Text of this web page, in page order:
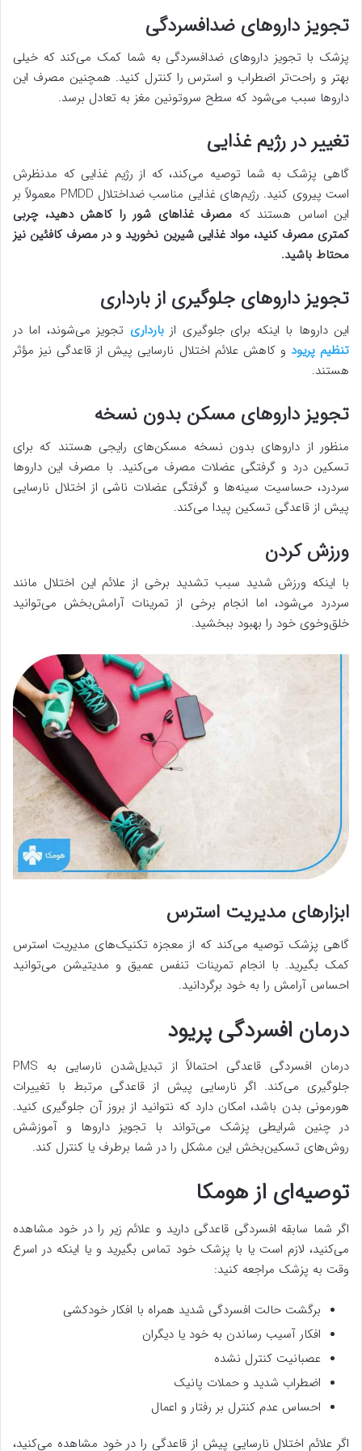
تجویز داروهای ضدافسردگی
پزشک با تجویز داروهای ضدافسردگی به شما کمک می‌کند که خیلی
بهتر و راحت‌تر اضطراب و استرس را کنترل کنید. همچنین مصرف این
داروها سبب می‌شود که سطح سروتونین مغز به تعادل برسد.
تغییر در رژیم غذایی
گاهی پزشک به شما توصیه می‌کند، که از رژیم غذایی که مدنظرش
است پیروی کنید. رژیم‌های غذایی مناسب ضداختلال PMDD معمولاً بر
این اساس هستند که مصرف غذاهای شور را کاهش دهید، چربی
کمتری مصرف کنید، مواد غذایی شیرین نخورید و در مصرف کافئین نیز
محتاط باشید.
تجویز داروهای جلوگیری از بارداری
این داروها با اینکه برای جلوگیری ازبارداری تجویز می‌شوند، اما در
تنظیم پریود و کاهش علائم اختلال نارسایی پیش از قاعدگی نیز مؤثر
هستند.
تجویز داروهای مسکن بدون نسخه
منظور از داروهای بدون نسخه مسکن‌های رایجی هستند که برای
تسکین درد و گرفتگی عضلات مصرف می‌کنید. با مصرف این داروها
سردرد، حساسیت سینه‌ها و گرفتگی عضلات ناشی از اختلال نارسایی
پیش از قاعدگی تسکین پیدا می‌کند.
ورزش کردن
با اینکه ورزش شدید سبب تشدید برخی از علائم این اختلال مانند
سردرد می‌شود، اما انجام برخی از تمرینات آرامش‌بخش می‌توانید
خلق‌وخوی خود را بهبود ببخشید.
ابزارهای مدیریت استرس
گاهی پزشک توصیه می‌کند که از معجزه تکنیک‌های مدیریت استرس
کمک بگیرید. با انجام تمرینات تنفس عمیق و مدیتیشن می‌توانید
احساس آرامش را به خود برگردانید.
درمان افسردگی پریود
درمان افسردگی قاعدگی احتمالاً از تبدیل‌شدن نارسایی به PMS
جلوگیری می‌کند. اگر نارسایی پیش از قاعدگی مرتبط با تغییرات
هورمونی بدن باشد، امکان دارد که نتوانید از بروز آن جلوگیری کنید.
در چنین شرایطی پزشک می‌تواند با تجویز داروها و آموزشش
روش‌های تسکین‌بخش این مشکل را در شما برطرف یا کنترل کند.
توصیه‌ای از هومکا
اگر شما سابقه افسردگی قاعدگی دارید و علائم زیر را در خود مشاهده
می‌کنید، لازم است یا با پزشک خود تماس بگیرید و یا اینکه در اسرع
وقت به پزشک مراجعه کنید:
برگشت حالت افسردگی شدید همراه با افکار خودکشی
افکار آسیب رساندن به خود یا دیگران
عصبانیت کنترل نشده
اضطراب شدید و حملات پانیک
احساس عدم کنترل بر رفتار و اعمال
اگر علائم اختلال نارسایی پیش از قاعدگی را در خود مشاهده می‌کنید،